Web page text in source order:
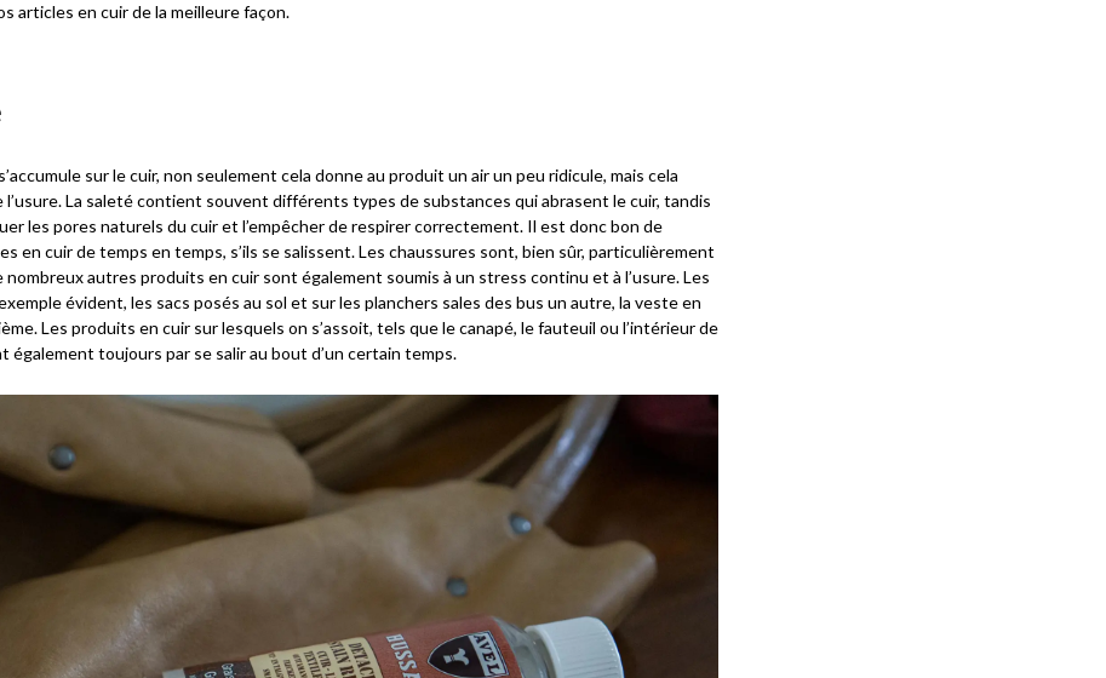
articles en cuir de la meilleure façon.
sur le cuir, non seulement cela donne au produit un air un peu ridicule, mais cela
l’usure. La saleté contient souvent différents types de substances qui abrasent le cuir, tandis
les pores naturels du cuir et l’empêcher de respirer correctement. Il est donc bon de
en cuir de temps en temps, s’ils se salissent. Les chaussures sont, bien sûr, particulièrement
nombreux autres produits en cuir sont également soumis à un stress continu et à l’usure. Les
évident, les sacs posés au sol et sur les planchers sales des bus un autre, la veste en
Les produits en cuir sur lesquels on s’assoit, tels que le canapé, le fauteuil ou l’intérieur de
également toujours par se salir au bout d’un certain temps.